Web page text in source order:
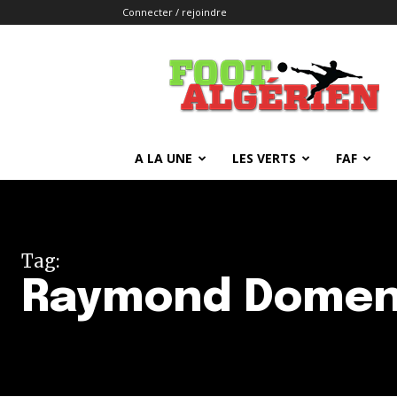
Connecter / rejoindre
FOOTALGERIEN
A LA UNE LES VERTS FAF
Tag:
Raymond